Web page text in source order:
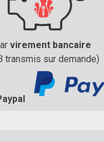
virement bancaire
transmis sur demande)